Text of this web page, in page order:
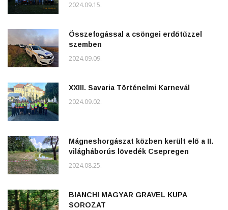
2024.09.15.
Összefogással a csöngei erdőtűzzel
szemben
2024.09.09.
XXIII. Savaria Történelmi Karnevál
2024.09.02.
Mágneshorgászat közben került elő a II.
világháborús lövedék Csepregen
2024.08.25.
BIANCHI MAGYAR GRAVEL KUPA
SOROZAT